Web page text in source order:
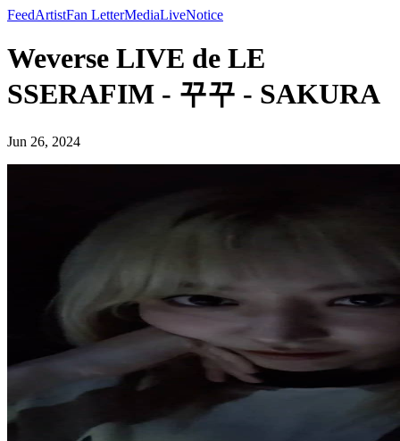
FeedArtistFan LetterMediaLiveNotice
Weverse LIVE de LE
SSERAFIM - 꾸꾸 - SAKURA
Jun 26, 2024